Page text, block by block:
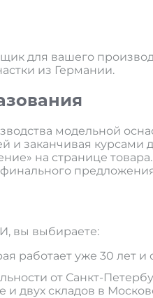
для вашего
из Германии.
модельной
и заканчивая курсами
на странице
вы выбираете:
работает уже 30 лет и
от Санкт-
двух складов в